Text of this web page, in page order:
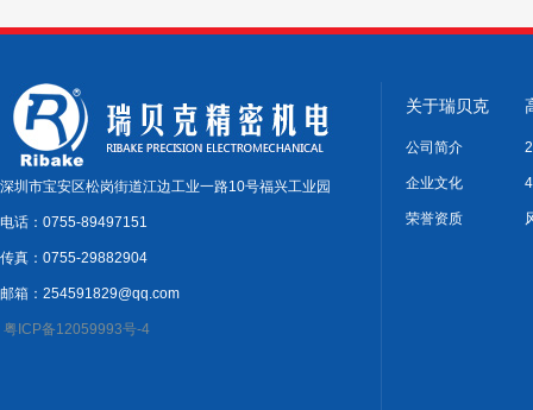
深圳市宝安区松岗街道江边工业一路10号福兴工业园
电话：0755-89497151
传真：0755-29882904
邮箱：254591829@qq.com
粤ICP备12059993号-4
关于瑞贝克
公司简介
企业文化
荣誉资质